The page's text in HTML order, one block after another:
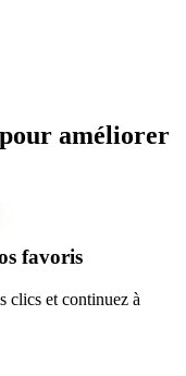
pour améliorer
favoris
clics et continuez à